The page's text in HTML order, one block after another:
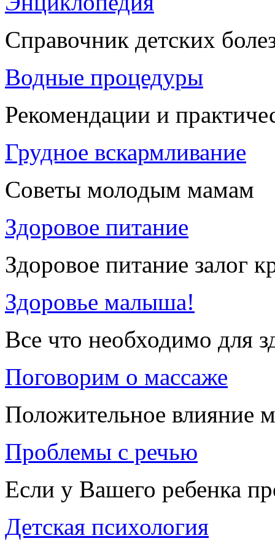
Справочник детских
Водные процедуры
Рекомендации и
Грудное вскармливание
Советы молодым мамам
Здоровое питание
Здоровое питание залог
Здоровье малыша!
Все что необходимо для
Поговорим о массаже
Положительное влияние
Проблемы с речью
Если у Вашего ребенка
Детская психология